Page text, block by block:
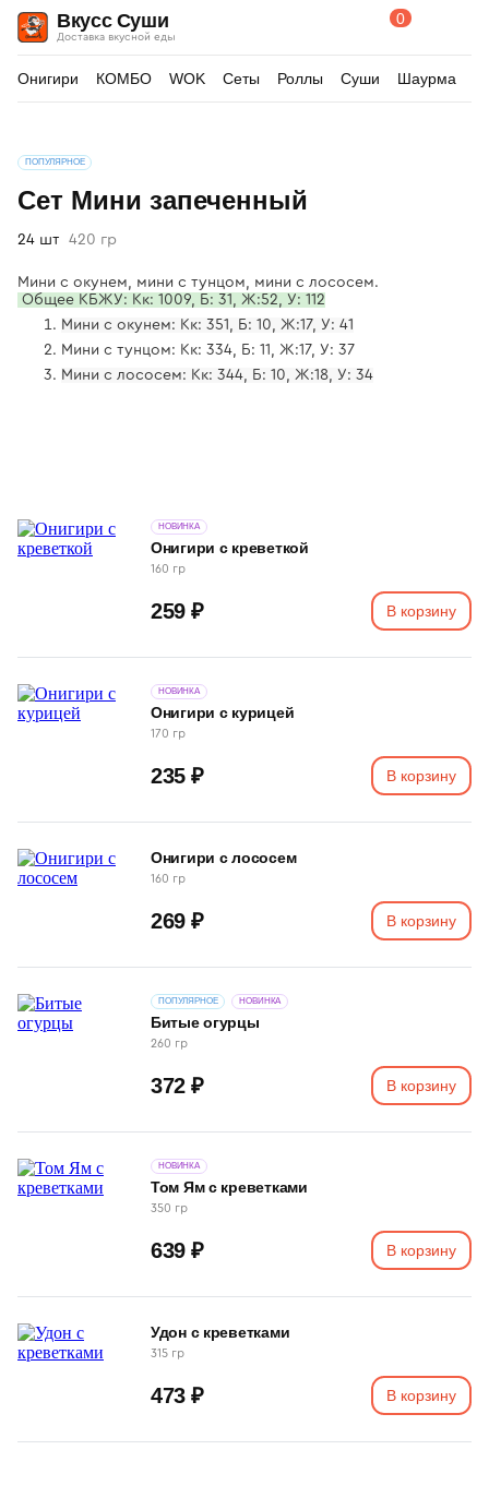
Вкусс Суши
Доставка вкусной еды
ПоискКорзина
0
Онигири КОМБО WOK Сеты Роллы Суши Шаурма
Сет Мини запеченный
ПОПУЛЯРНОЕ
24 шт 420 гр
Мини с окунем, мини с тунцом, мини с лососем.
Общее КБЖУ: Кк: 1009, Б: 31, Ж:52, У: 112
Мини с окунем: Кк: 351, Б: 10, Ж:17, У: 41
Мини с тунцом: Кк: 334, Б: 11, Ж:17, У: 37
Мини с лососем: Кк: 344, Б: 10, Ж:18, У: 34
Онигири с креветкой
НОВИНКА
160 гр
259 ₽ В корзину
Онигири с курицей
НОВИНКА
170 гр
235 ₽ В корзину
Онигири с лососем
160 гр
269 ₽ В корзину
Битые огурцы
ПОПУЛЯРНОЕ НОВИНКА
260 гр
372 ₽ В корзину
Том Ям с креветками
НОВИНКА
350 гр
639 ₽ В корзину
Удон с креветками
315 гр
473 ₽ В корзину
Изображения
товара